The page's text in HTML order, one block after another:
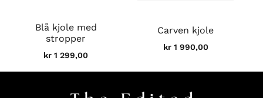
Blå kjole med
stropper
kr 1 299,00
Carven kjole
kr1 990,00